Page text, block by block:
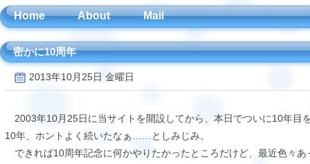
Home About Mail
密かに10周年
2013年10月25日 金曜日
2003年10月25日に当サイトを開設してから、本日でついに10年目
10年、ホントよく続いたなぁ……としみじみ。
できれば10周年記念に何かやりたかったところだけど、最近色々